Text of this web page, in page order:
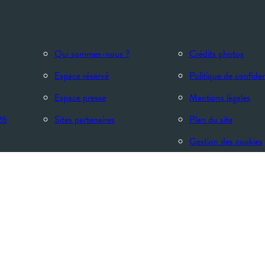
Qui sommes-nous ?
Espace réservé
Espace presse
Sites partenaires
Crédits photos
Politique de
Mentions légales
Plan du site
Gestion des cookies